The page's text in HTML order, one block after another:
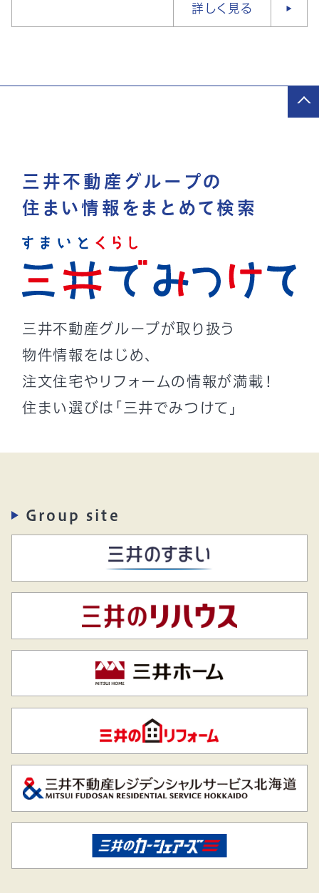
詳しく見る
三井不動産グループの
住まい情報をまとめて検索
三井不動産グループが取り扱う
物件情報をはじめ、
注文住宅やリフォームの情報が満載！
住まい選びは「三井でみつけて」
Group site